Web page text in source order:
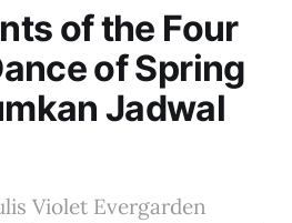
of the Four
of Spring
Jadwal
Violet Evergarden